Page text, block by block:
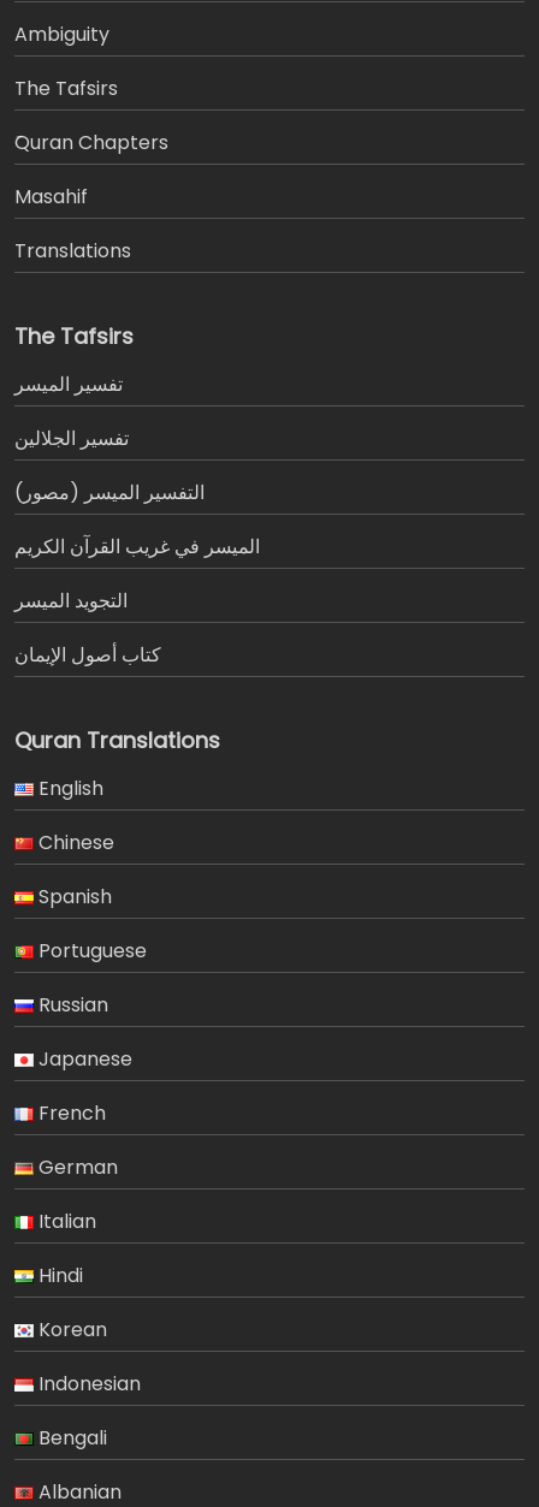
Ambiguity
The Tafsirs
َQuran Chapters
Masahif
Translations
The Tafsirs
تفسير المیسر
تفسير الجلالين
التفسير الميسر (مصور)
الميسر في غريب القرآن الكريم
التجويد الميسر
كتاب أصول الإيمان
Quran Translations
English
Chinese
Spanish
Portuguese
Russian
Japanese
French
German
Italian
Hindi
Korean
Indonesian
Bengali
Albanian